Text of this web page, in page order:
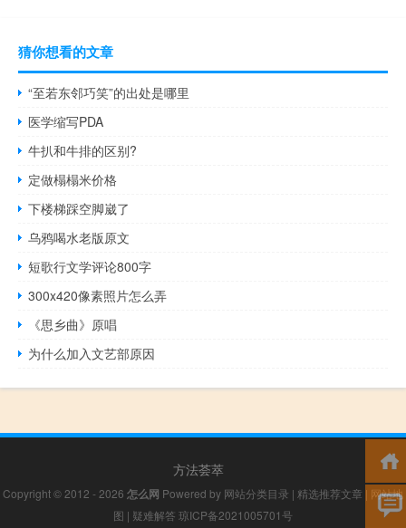
猜你想看的文章
“至若东邻巧笑”的出处是哪里
医学缩写PDA
牛扒和牛排的区别?
定做榻榻米价格
下楼梯踩空脚崴了
乌鸦喝水老版原文
短歌行文学评论800字
300x420像素照片怎么弄
《思乡曲》原唱
为什么加入文艺部原因
方法荟萃
Copyright © 2012 - 2026 怎么网 Powered by 网站分类目录 | 精选推荐文章 | 网站地
图 | 疑难解答 琼ICP备2021005701号